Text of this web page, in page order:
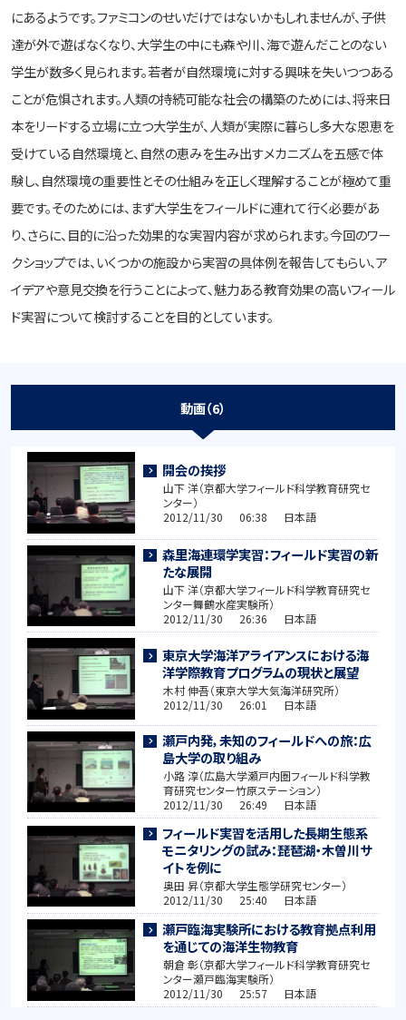
にあるようです。ファミコンのせいだけではないかもしれませんが、子供
達が外で遊ばなくなり、大学生の中にも森や川、海で遊んだことのない
学生が数多く見られます。若者が自然環境に対する興味を失いつつある
ことが危惧されます。人類の持続可能な社会の構築のためには、将来日
本をリードする立場に立つ大学生が、人類が実際に暮らし多大な恩恵を
受けている自然環境と、自然の恵みを生み出すメカニズムを五感で体
験し、自然環境の重要性とその仕組みを正しく理解することが極めて重
要です。そのためには、まず大学生をフィールドに連れて行く必要があ
り、さらに、目的に沿った効果的な実習内容が求められます。今回のワー
クショップでは、いくつかの施設から実習の具体例を報告してもらい、ア
イデアや意見交換を行うことによって、魅力ある教育効果の高いフィール
ド実習について検討することを目的としています。
動画（6）
開会の挨拶
山下 洋（京都大学フィールド科学教育研究セ
ンター）
2012/11/30 06:38 日本語
森里海連環学実習：フィールド実習の新
たな展開
山下 洋（京都大学フィールド科学教育研究セ
ンター舞鶴水産実験所）
2012/11/30 26:36 日本語
東京大学海洋アライアンスにおける海
洋学際教育プログラムの現状と展望
木村 伸吾（東京大学大気海洋研究所）
2012/11/30 26:01 日本語
瀬戸内発，未知のフィールドへの旅：広
島大学の取り組み
小路 淳（広島大学瀬戸内圏フィールド科学教
育研究センター竹原ステーション）
2012/11/30 26:49 日本語
フィールド実習を活用した長期生態系
モニタリングの試み：琵琶湖・木曽川サ
イトを例に
奥田 昇（京都大学生態学研究センター）
2012/11/30 25:40 日本語
瀬戸臨海実験所における教育拠点利用
を通じての海洋生物教育
朝倉 彰（京都大学フィールド科学教育研究セ
ンター瀬戸臨海実験所）
2012/11/30 25:57 日本語